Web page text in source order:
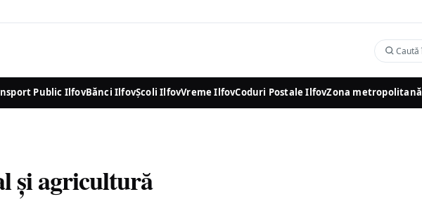
Caută
în
Ilfov
Public IlfovBănci IlfovȘcoli IlfovVreme IlfovCoduri Postale IlfovZona metropolitană
și agricultură